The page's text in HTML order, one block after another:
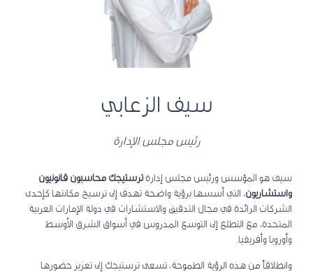
سيف الزعابي
رئيس مجلس الإدارة
سيف هو المؤسس ورئيس مجلس إدارةترستيجك محاسبون قانونيون
واستشاريون، التي أسسها برؤية واضحة تهدف إلى ترسيخ مكانتها كإحدى
الشركات الرائدة في مجال التدقيق والاستشارات في دولة الإمارات العربية
المتحدة، مع التطلع إلى التوسع المدروس في أسواق الشرق الأوسط
وأوروبا وأفريقيا.
وانطلاقاً من هذه الرؤية الطموحة، تسعى ترستيجك إلى تعزيز حضورها